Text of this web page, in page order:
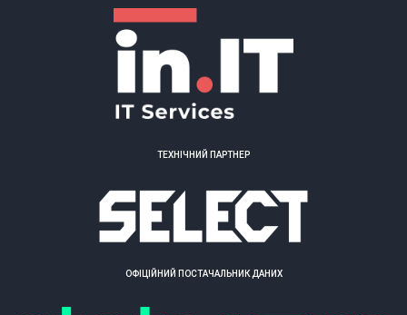
ТЕХНІЧНИЙ ПАРТНЕР
ОФІЦІЙНИЙ ПОСТАЧАЛЬНИК ДАНИХ